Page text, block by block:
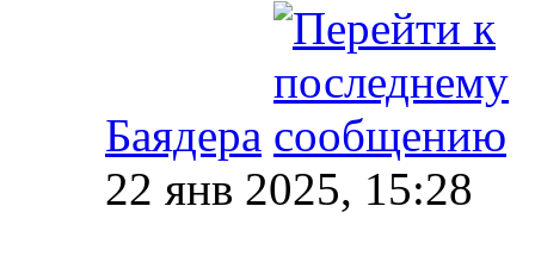
Баядера
22 янв 2025, 15:28